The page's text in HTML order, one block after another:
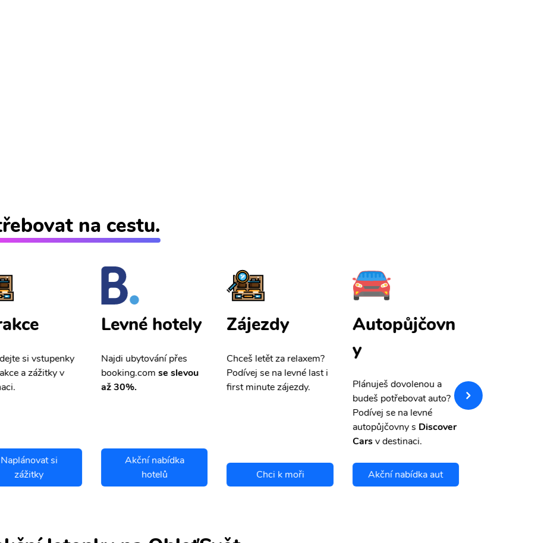
na cestu.
si vstupenky
a zážitky v
Naplánovat si
zážitky
Levné hotely
Najdi ubytování přes
booking.comse slevou
až 30%.
Akční nabídka
hotelů
Zájezdy
Chceš letět za relaxem?
Podívej se na levné last i
first minute zájezdy.
Chci k moři
Autopůjčovn
y
Plánuješ dovolenou a
budeš potřebovat auto?
Podívej se na levné
autopůjčovny s Discover
Carsv destinaci.
Akční nabídka aut
pojištění a
storno.